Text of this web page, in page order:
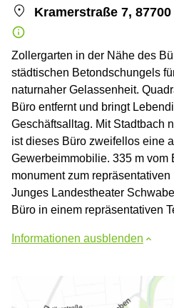
Kramerstraße 7,
Zollergarten in der Nähe des
städtischen Betondschungels
naturnaher Gelassenheit.
Büro entfernt und bringt
Geschäftsalltag. Mit Stadtbach
ist dieses Büro zweifellos eine
Gewerbeimmobilie. 335 m vom
monument zum
Junges Landestheater
Büro in einem repräsentativen
Informationen ausblenden